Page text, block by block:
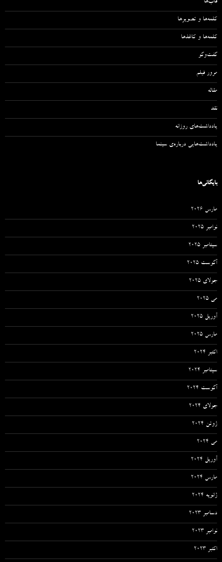
قاب‌ها
کلمه‌ها و تصویرها
کلمه‌ها و کاغذها
گفت‌وگو
مرور فیلم
مقاله‌
نقد
یادداشت‌های روزانه
یادداشت‌هایی درباره‌ی سینما
بایگانی‌ها
مارس 2026
نوامبر 2025
سپتامبر 2025
آگوست 2025
جولای 2025
می 2025
آوریل 2025
مارس 2025
اکتبر 2024
سپتامبر 2024
آگوست 2024
جولای 2024
ژوئن 2024
می 2024
آوریل 2024
مارس 2024
ژانویه 2024
دسامبر 2023
نوامبر 2023
اکتبر 2023